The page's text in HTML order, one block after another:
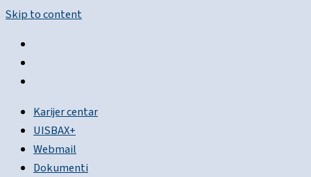
Skip to content
Karijer centar
UISBAX+
Webmail
Dokumenti